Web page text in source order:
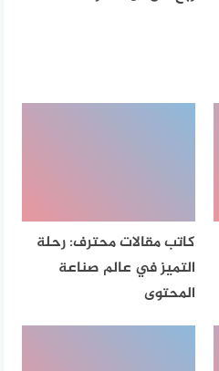
كاتب مقالات محترف: رحلة
التميز في عالم صناعة
المحتوى